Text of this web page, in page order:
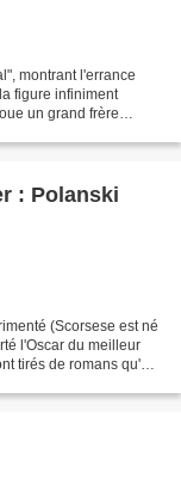
montrant l'errance
figure infiniment
un grand frère
: Polanski
(Scorsese est né
l'Oscar du meilleur
tirés de romans qu'on